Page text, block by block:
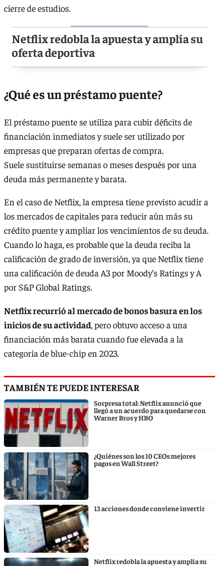
cierre de estudios.
Netflix redobla la apuesta y amplía su
oferta deportiva
¿Qué es un préstamo puente?
El préstamo puente se utiliza para cubir déficits de
financiación inmediatos y suele ser utilizado por
empresas que preparan ofertas de compra.
Suele sustituirse semanas o meses después por una
deuda más permanente y barata.
En el caso de Netflix, la empresa tiene previsto acudir a
los mercados de capitales para reducir aún más su
crédito puente y ampliar los vencimientos de su deuda.
Cuando lo haga, es probable que la deuda reciba la
calificación de grado de inversión, ya que Netflix tiene
una calificación de deuda A3 por Moody’s Ratings y A
por S&P Global Ratings.
Netflix recurrió al mercado de bonos basura en los
inicios de su actividad, pero obtuvo acceso a una
financiación más barata cuando fue elevada a la
categoría de blue-chip en 2023.
TAMBIÉN TE PUEDE INTERESAR
Sorpresa total: Netflix anunció que
llegó a un acuerdo para quedarse con
Warner Bros y HBO
¿Quiénes son los 10 CEOs mejores
pagos en Wall Street?
13 acciones donde conviene invertir
Netflix redobla la apuesta y amplía su